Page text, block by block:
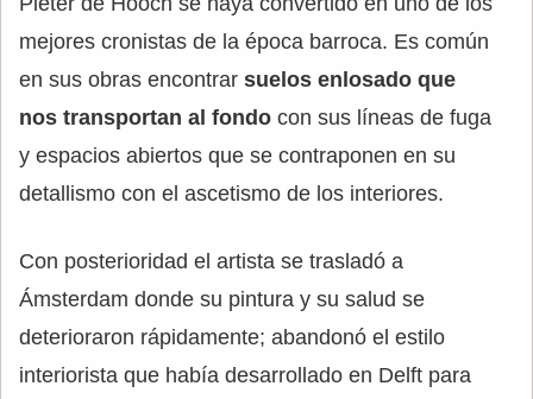
mejores cronistas de la época barroca. Es común
en sus obras encontrar suelos enlosado que
nos transportan al fondo con sus líneas de fuga
y espacios abiertos que se contraponen en su
detallismo con el ascetismo de los interiores.
Con posterioridad el artista se trasladó a
Ámsterdam donde su pintura y su salud se
deterioraron rápidamente; abandonó el estilo
interiorista que había desarrollado en Delft para